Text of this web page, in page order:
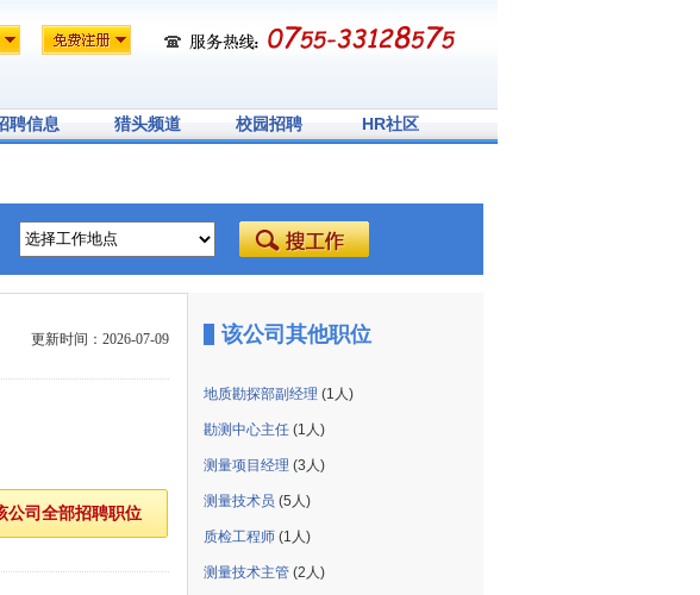
聘信息 猎头频道 校园招聘 HR社区
更新时间：2026-07-09 该公司其他职位
地质勘探部副经理 (1人)
勘测中心主任 (1人)
测量项目经理 (3人)
测量技术员 (5人)
质检工程师 (1人)
测量技术主管 (2人)